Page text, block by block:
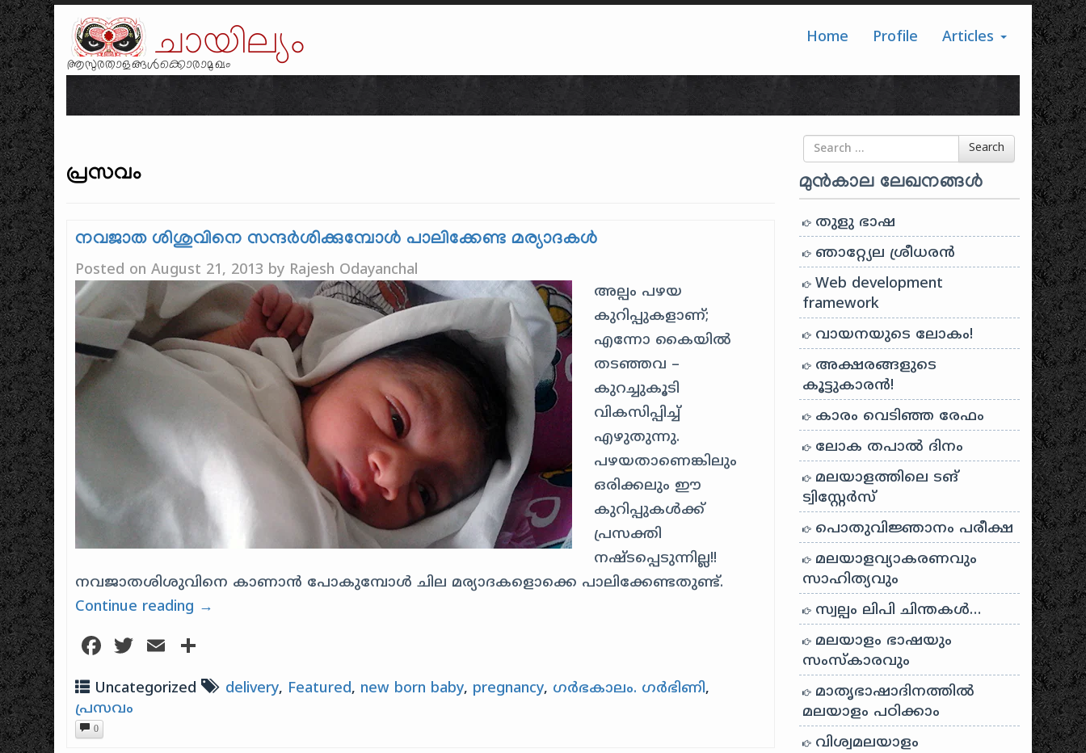
ചായില്യം
ആസുരതാളങ്ങൾക്കൊരാമുഖം
Home Profile Articles
Skip to content
പ്രസവം
നവജാത ശിശുവിനെ സന്ദര്‍ശിക്കുമ്പോള്‍ പാലിക്കേണ്ട മര്യാദകള്‍
Posted onAugust 21, 2013 by Rajesh Odayanchal
അല്പം പഴയ
കുറിപ്പുകളാണ്;
എന്നോ കൈയിൽ
തടഞ്ഞവ –
കുറച്ചുകൂടി
വികസിപ്പിച്ച്
എഴുതുന്നു.
പഴയതാണെങ്കിലും
ഒരിക്കലും ഈ
കുറിപ്പുകൾക്ക്
പ്രസക്തി
നഷ്ടപ്പെടുന്നില്ല!!
നവജാതശിശുവിനെ കാണാൻ പോകുമ്പോൾ ചില മര്യാദകളൊക്കെ പാലിക്കേണ്ടതുണ്ട്.
Continue reading →
Facebook
Twitter
Email
Uncategorized delivery, Featured, new born baby, pregnancy, ഗർഭകാലം. ഗർഭിണി,
പ്രസവം
0
Search for Search
മുൻകാല ലേഖനങ്ങൾ
തുളു ഭാഷ
ഞാറ്റ്യേല ശ്രീധരൻ
Web development
framework
വായനയുടെ ലോകം!
അക്ഷരങ്ങളുടെ
കൂട്ടുകാരൻ!
കാരം വെടിഞ്ഞ രേഫം
ലോക തപാൽ ദിനം
മലയാളത്തിലെ ടങ്
ട്വിസ്റ്റേർസ്
പൊതുവിജ്ഞാനം പരീക്ഷ
മലയാളവ്യാകരണവും
സാഹിത്യവും
സ്വല്പം ലിപി ചിന്തകൾ…
മലയാളം ഭാഷയും
സംസ്കാരവും
മാതൃഭാഷാദിനത്തിൽ
മലയാളം പഠിക്കാം
വിശ്വമലയാളം